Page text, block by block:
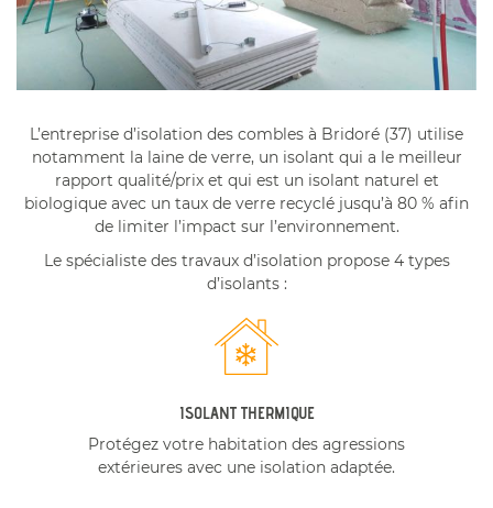
L’entreprise d’isolation des combles à Bridoré (37) utilise
notamment la laine de verre, un isolant qui a le meilleur
rapport qualité/prix et qui est un isolant naturel et
biologique avec un taux de verre recyclé jusqu’à 80 % afin
de limiter l’impact sur l’environnement.
Le spécialiste des travaux d’isolation propose 4 types
d’isolants :
ISOLANT THERMIQUE
Protégez votre habitation des agressions
extérieures avec une isolation adaptée.